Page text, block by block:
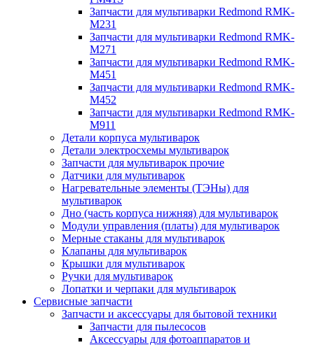
Запчасти для мультиварки Redmond RMK-
M231
Запчасти для мультиварки Redmond RMK-
M271
Запчасти для мультиварки Redmond RMK-
M451
Запчасти для мультиварки Redmond RMK-
M452
Запчасти для мультиварки Redmond RMK-
M911
Детали корпуса мультиварок
Детали электросхемы мультиварок
Запчасти для мультиварок прочие
Датчики для мультиварок
Нагревательные элементы (ТЭНы) для
мультиварок
Дно (часть корпуса нижняя) для мультиварок
Модули управления (платы) для мультиварок
Мерные стаканы для мультиварок
Клапаны для мультиварок
Крышки для мультиварок
Ручки для мультиварок
Лопатки и черпаки для мультиварок
Сервисные запчасти
Запчасти и аксессуары для бытовой техники
Запчасти для пылесосов
Аксессуары для фотоаппаратов и